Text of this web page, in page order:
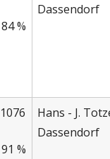
84 %
Dassendorf
1076
91 %
Hans - J.
Dassendorf